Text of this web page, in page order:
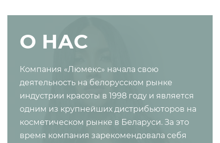
О НАС
Компания «Люмекс» начала свою
деятельность на белорусском рынке
индустрии красоты в 1998 году и является
одним из крупнейших дистрибьюторов на
косметическом рынке в Беларуси. За это
время компания зарекомендовала себя